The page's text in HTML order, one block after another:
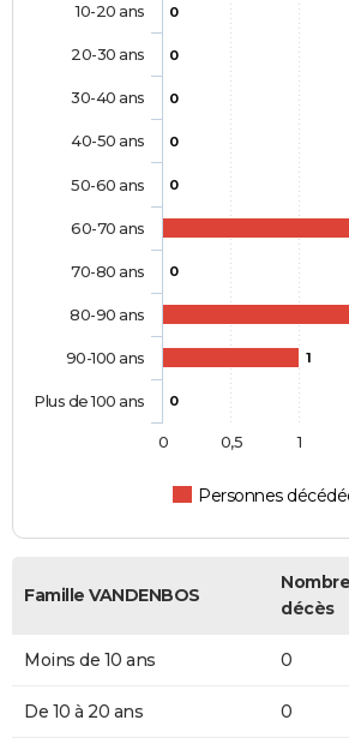
0
0
0
0
0
0
1
0
Personnes
10-20 ans
20-30 ans
30-40 ans
40-50 ans
50-60 ans
60-70 ans
70-80 ans
80-90 ans
90-100 ans
Plus de 100 ans
0 0,5 1
Famille VANDENBOS
décès
Moins de 10 ans 0
De 10 à 20 ans 0